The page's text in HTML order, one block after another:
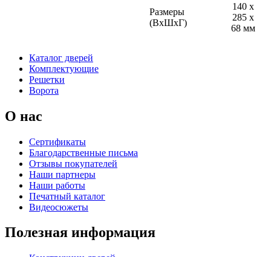
Размеры
(ВхШхГ)
140 х
285 х
68 мм
Каталог дверей
Комплектующие
Решетки
Ворота
О нас
Сертификаты
Благодарственные письма
Отзывы покупателей
Наши партнеры
Наши работы
Печатный каталог
Видеосюжеты
Полезная информация